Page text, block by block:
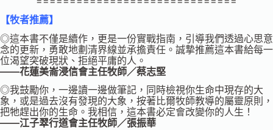
【牧者推薦】
◎這本書不僅是續作，更是一份實戰指南，引導我們透過心思意
念的更新，勇敢地劃清界線並承擔責任。誠摯推薦這本書給每一
位渴望突破現狀、拒絕平庸的人。
——花蓮美崙浸信會主任牧師／蔡志堅
◎我鼓勵你，一邊讀一邊做筆記，同時檢視你生命中現存的大
象，或是過去沒有發現的大象，按著比爾牧師教導的屬靈原則，
把牠趕出你的生命。我相信，這本書必定會改變你的人生！
——江子翠行道會主任牧師／張振華